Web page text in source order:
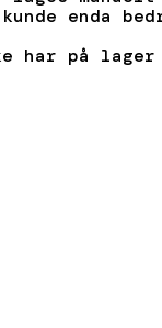
enda
har på